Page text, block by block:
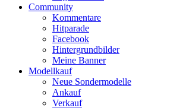
Community
Kommentare
Hitparade
Facebook
Hintergrundbilder
Meine Banner
Modellkauf
Neue Sondermodelle
Ankauf
Verkauf